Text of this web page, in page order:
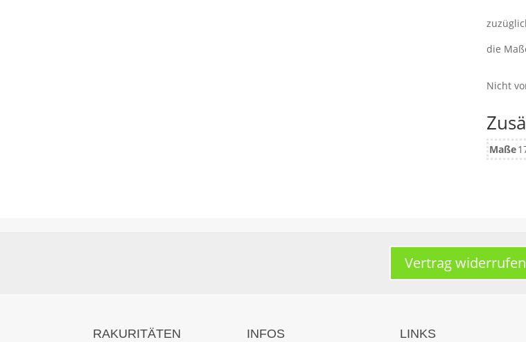
die
Nicht
Maße
Vertrag widerrufen
RAKURITÄTEN
INFOS LINKS